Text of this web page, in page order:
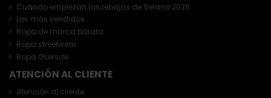
Cuándo empiezan las rebajas de Verano 2026
Los más vendidos
Ropa de marca barata
Ropa streetwear
Ropa Oversize
ATENCIÓN AL CLIENTE
Atención al cliente